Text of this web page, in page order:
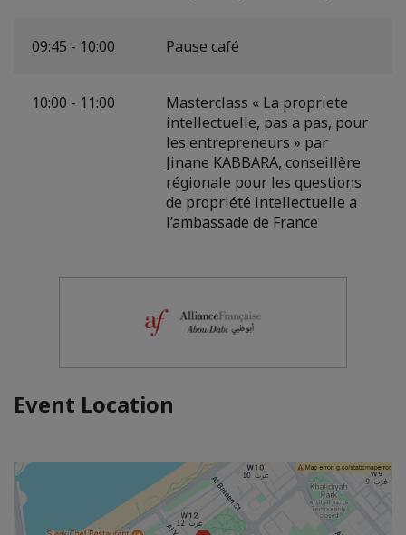
09:45 - 10:00 Pause café
10:00 - 11:00
Masterclass « La propriete
intellectuelle, pas a pas, pour
les entrepreneurs » par
Jinane KABBARA, conseillère
régionale pour les questions
de propriété intellectuelle a
l’ambassade de France
Event Location